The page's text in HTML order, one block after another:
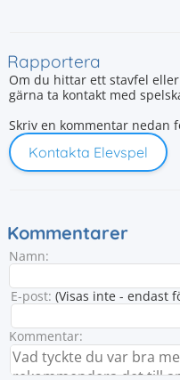
Rapportera
Om du hittar ett stavfel
gärna ta kontakt med
Skriv en kommentar nedan
Kontakta Elevspel
Kommentarer
Namn:
E-post: (Visas inte - endast
Kommentar: